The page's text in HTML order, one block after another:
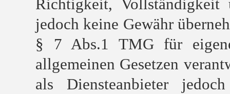
Richtigkeit,
jedoch keine Gewähr
§ 7 Abs.1 TMG für
allgemeinen Gesetzen
als Diensteanbieter